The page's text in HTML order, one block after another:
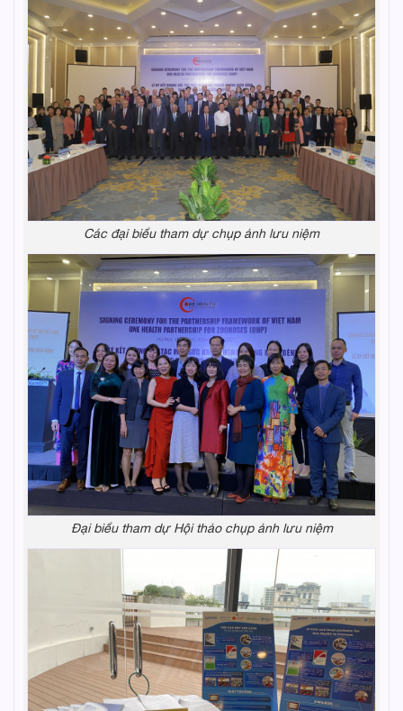
Các đại biểu tham dự chụp ảnh lưu niệm
Đại biểu tham dự Hội thảo chụp ảnh lưu niệm